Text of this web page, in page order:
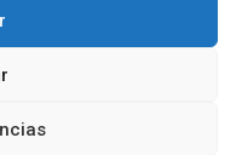
de la Región de